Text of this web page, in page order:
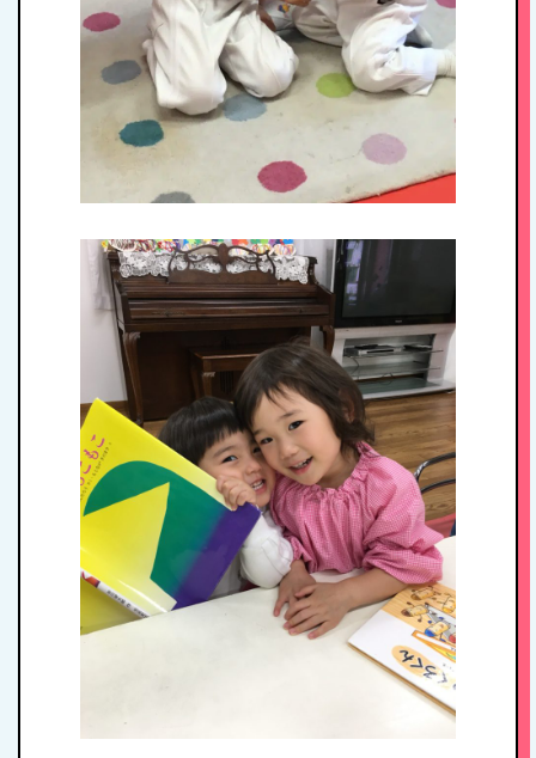
HOME
私たちの思い・教
育方針
1日のスケジュール
年間行事